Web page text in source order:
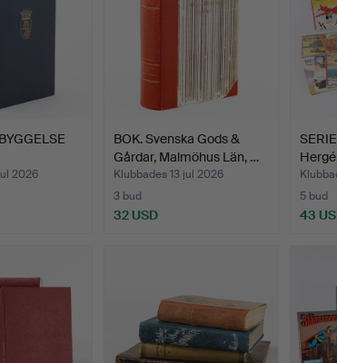
2026
BOK. Svenska Gods &
Gårdar, Malmöhus Län, …
Klubbades 13 jul 2026
3 bud
32 USD
5 bud
43